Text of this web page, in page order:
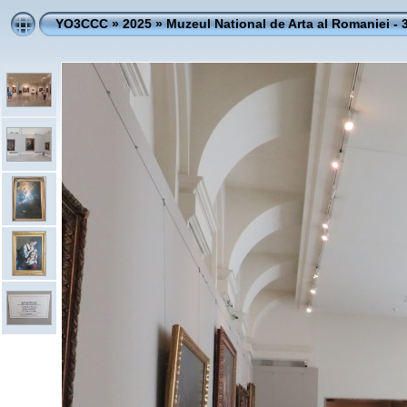
YO3CCC»2025»Muzeul National de Arta al Romaniei -